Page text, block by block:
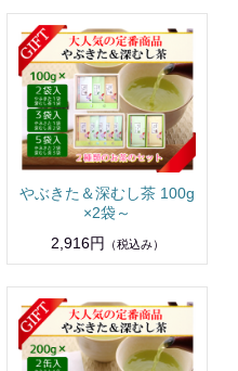
やぶきた＆深むし茶 100g
×2袋～
2,916円
（税込み）